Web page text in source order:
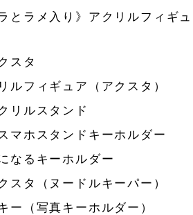
とラメ入り》アクリルフィギュ
スタ
ルフィギュア（アクスタ）
リルスタンド
マホスタンドキーホルダー
なるキーホルダー
スタ（ヌードルキーパー）
ー（写真キーホルダー）